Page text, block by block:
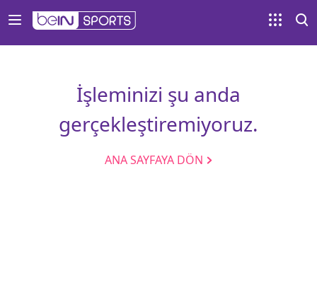
İşleminizi şu anda
gerçekleştiremiyoruz.
ANA SAYFAYA DÖN